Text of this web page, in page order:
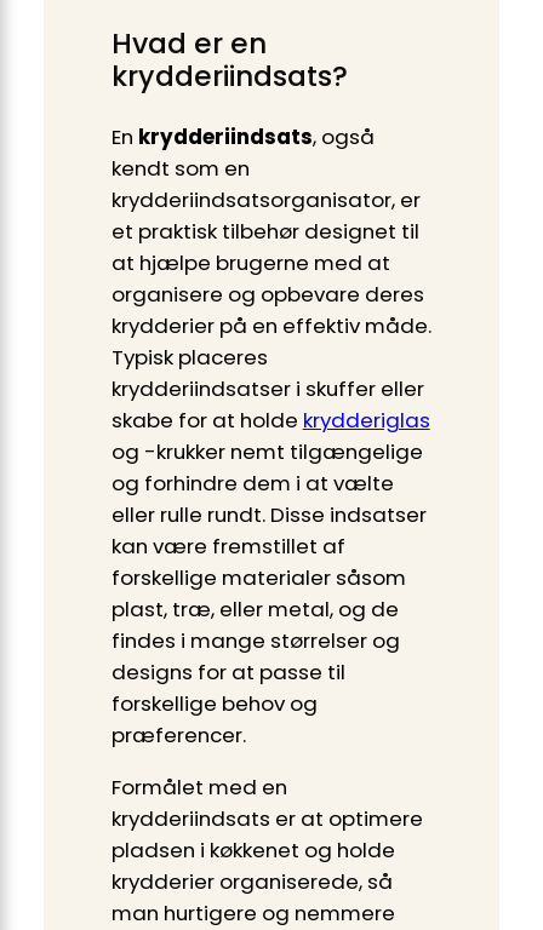
Hvad er en
krydderiindsats?
En krydderiindsats, også
kendt som en
krydderiindsatsorganisator, er
et praktisk tilbehør designet til
at hjælpe brugerne med at
organisere og opbevare deres
krydderier på en effektiv måde.
Typisk placeres
krydderiindsatser i skuffer eller
skabe for at holde krydderiglas
og -krukker nemt tilgængelige
og forhindre dem i at vælte
eller rulle rundt. Disse indsatser
kan være fremstillet af
forskellige materialer såsom
plast, træ, eller metal, og de
findes i mange størrelser og
designs for at passe til
forskellige behov og
præferencer.
Formålet med en
krydderiindsats er at optimere
pladsen i køkkenet og holde
krydderier organiserede, så
man hurtigere og nemmere